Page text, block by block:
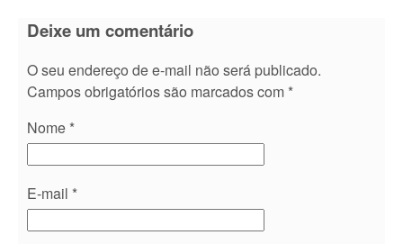
Deixe um comentário
O seu endereço de e-mail não será publicado.
Campos obrigatórios são marcados com *
Nome *
E-mail *